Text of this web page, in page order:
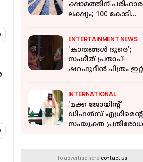
ക്ഷാമത്തിന്
ലക്ഷ്യം; 100 കോടി
പദ്ധതിയുമായി സൗദി
അറേബ്യ
ENTERTAINMENT NEWS
'കാതങ്ങൾ ദൂരെ';
സംഗീത് പ്രതാപ്-
ഷറഫുദീൻ ചിത്രം
INTERNATIONAL
'മക്ക ജോയിൻ്റ്
ഡിഫൻസ്
സംയുക്ത പ്രതിരോധ
To advertise here,contact us